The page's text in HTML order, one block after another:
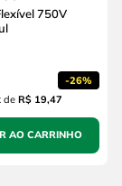
750V
-26%
de R$ 19,47
AO CARRINHO